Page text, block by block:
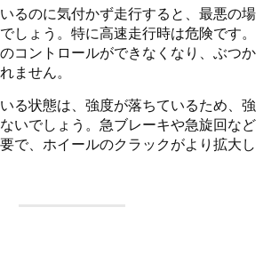
るのに気付かず走行すると、最悪の場
しょう。特に高速走行時は危険です。
コントロールができなくなり、ぶつか
ません。
る状態は、強度が落ちているため、強
いでしょう。急ブレーキや急旋回など
で、ホイールのクラックがより拡大し